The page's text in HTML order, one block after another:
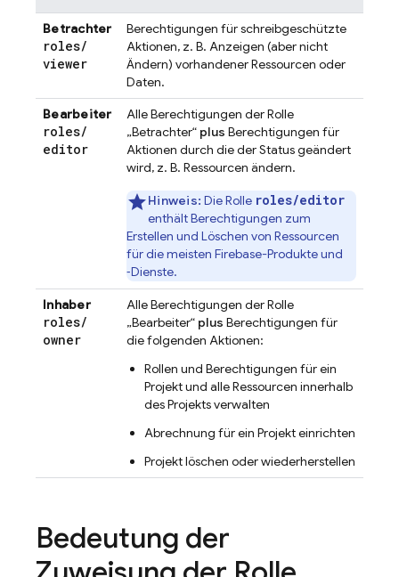
Betrachter
roles/
viewer
Berechtigungen für schreibgeschützte
Aktionen, z. B. Anzeigen (aber nicht
Ändern) vorhandener Ressourcen oder
Daten.
Bearbeiter
roles/
editor
Alle Berechtigungen der Rolle
„Betrachter“ plus Berechtigungen für
Aktionen durch die der Status geändert
wird, z. B. Ressourcen ändern.
Hinweis: Die Rolle roles/editor
enthält Berechtigungen zum
Erstellen und Löschen von Ressourcen
für die meisten Firebase-Produkte und
‑Dienste.
Inhaber
roles/
owner
Alle Berechtigungen der Rolle
„Bearbeiter“ plus Berechtigungen für
die folgenden Aktionen:
Rollen und Berechtigungen für ein
Projekt und alle Ressourcen innerhalb
des Projekts verwalten
Abrechnung für ein Projekt einrichten
Projekt löschen oder wiederherstellen
Bedeutung der